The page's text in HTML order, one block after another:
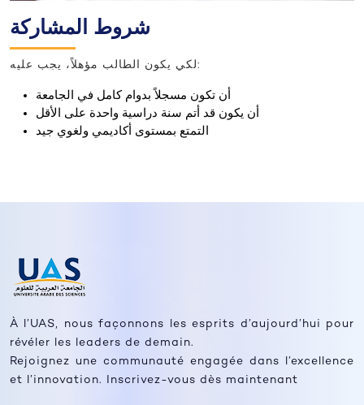
شروط المشاركة
لكي يكون الطالب مؤهلاً، يجب عليه:
أن تكون مسجلاً بدوام كامل في الجامعة
أن يكون قد أتم سنة دراسية واحدة على الأقل
التمتع بمستوى أكاديمي ولغوي جيد
À l’UAS, nous façonnons les esprits d’aujourd’hui pour
révéler les leaders de demain.
Rejoignez une communauté engagée dans l’excellence
et l’innovation. Inscrivez-vous dès maintenant